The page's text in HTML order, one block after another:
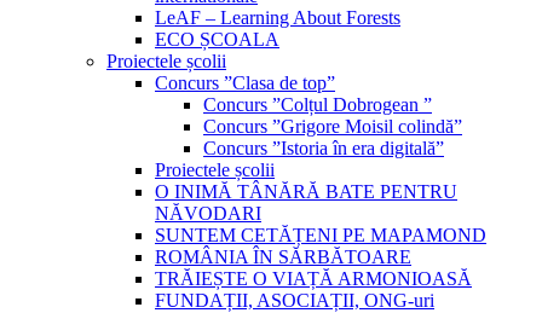
LeAF – Learning About Forests
ECO ȘCOALA
Proiectele școlii
Concurs ”Clasa de top”
Concurs ”Colțul Dobrogean ”
Concurs ”Grigore Moisil colindă”
Concurs ”Istoria în era digitală”
Proiectele școlii
O INIMĂ TÂNĂRĂ BATE PENTRU
NĂVODARI
SUNTEM CETĂȚENI PE MAPAMOND
ROMÂNIA ÎN SĂRBĂTOARE
TRĂIEȘTE O VIAȚĂ ARMONIOASĂ
FUNDAȚII, ASOCIAȚII, ONG-uri